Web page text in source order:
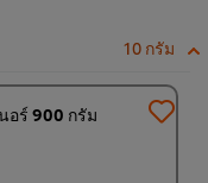
10 กรัม
ร์ 900 กรัม